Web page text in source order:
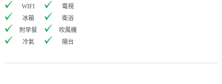
WIFI
電視
冰箱
衛浴
附早餐
吹風機
冷氣
陽台